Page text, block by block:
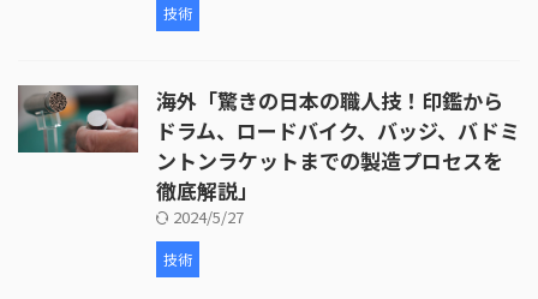
技術
海外「驚きの日本の職人技！印鑑から
ドラム、ロードバイク、バッジ、バドミ
ントンラケットまでの製造プロセスを
徹底解説」
2024/5/27
技術